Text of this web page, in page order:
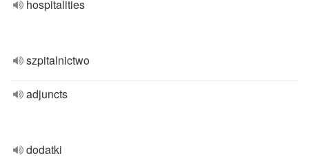
hospitalities
szpitalnictwo
adjuncts
dodatki